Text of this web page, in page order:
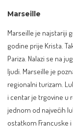
Marseille
Marseille je najstariji
godine prije Krista.
Pariza. Nalazi se na
ljudi. Marseille je
regionalni turizam.
i centar je trgovine u
jednom od najvećih
ostatkom Francuske